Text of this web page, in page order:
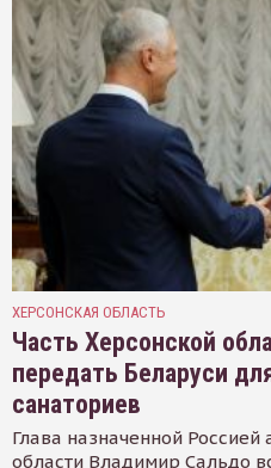
ХЕРСОНСКАЯ ОБЛАСТЬ
Часть Херсонской
передать Беларуси
санаториев
Глава назначенной
области Владимир Сальдо